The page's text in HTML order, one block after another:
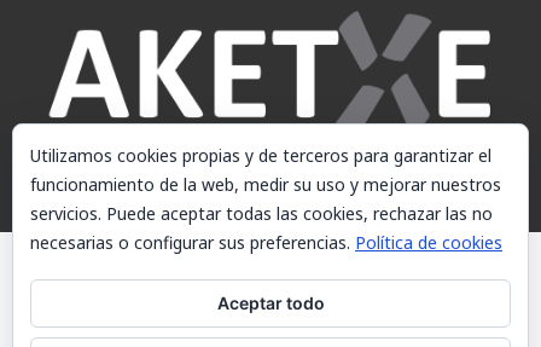
© AKETXE Consulting, S.L. - Este sitio web utiliza cookies, consulte
nuestra Política de cookies.
Utilizamos cookies propias y de terceros para garantizar el
funcionamiento de la web, medir su uso y mejorar nuestros
servicios. Puede aceptar todas las cookies, rechazar las no
necesarias o configurar sus preferencias. Política de cookies
Aceptar todo